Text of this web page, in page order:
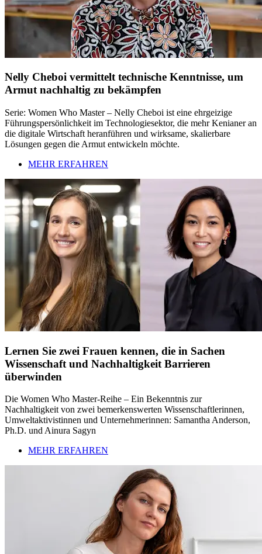
Nelly Cheboi vermittelt technische Kenntnisse, um
Armut nachhaltig zu bekämpfen
Serie: Women Who Master – Nelly Cheboi ist eine ehrgeizige
Führungspersönlichkeit im Technologiesektor, die mehr Kenianer an
die digitale Wirtschaft heranführen und wirksame, skalierbare
Lösungen gegen die Armut entwickeln möchte.
MEHR ERFAHREN
Lernen Sie zwei Frauen kennen, die in Sachen
Wissenschaft und Nachhaltigkeit Barrieren
überwinden
Die Women Who Master-Reihe – Ein Bekenntnis zur
Nachhaltigkeit von zwei bemerkenswerten Wissenschaftlerinnen,
Umweltaktivistinnen und Unternehmerinnen: Samantha Anderson,
Ph.D. und Ainura Sagyn
MEHR ERFAHREN